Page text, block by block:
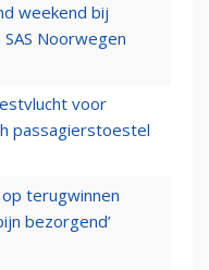
weekend bij
Noorwegen
voor
passagierstoestel
terugwinnen
bezorgend’